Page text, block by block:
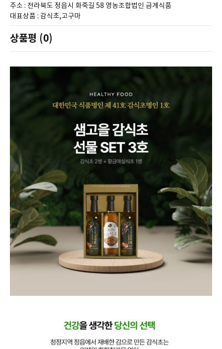
주소 : 전라북도 정읍시 화죽길 58 영농조합법인 금계식품
대표상품 : 감식초,고구마
상품평 (0)